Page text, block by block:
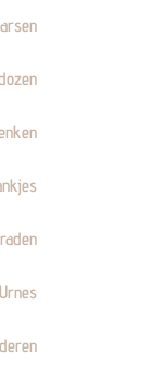
Urnes